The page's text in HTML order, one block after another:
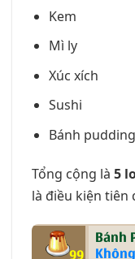
Kem
Mì ly
Xúc xích
Sushi
Bánh pudding
Tổng cộng là 5
là điều kiện tiên